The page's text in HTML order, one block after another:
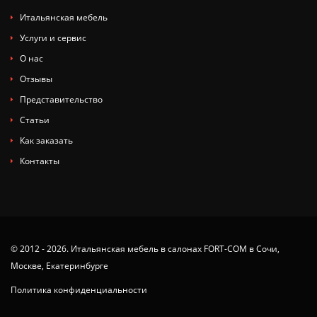
Итальянская мебель
Услуги и сервис
О нас
Отзывы
Представительство
Статьи
Как заказать
Контакты
© 2012 - 2026. Итальянская мебель в салонах FORT-COM в Сочи,
Москве, Екатеринбурге
Политика конфиденциальности